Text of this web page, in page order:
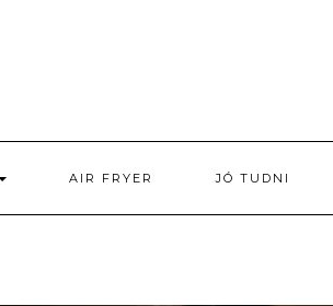
AIR FRYER JÓ TUDNI